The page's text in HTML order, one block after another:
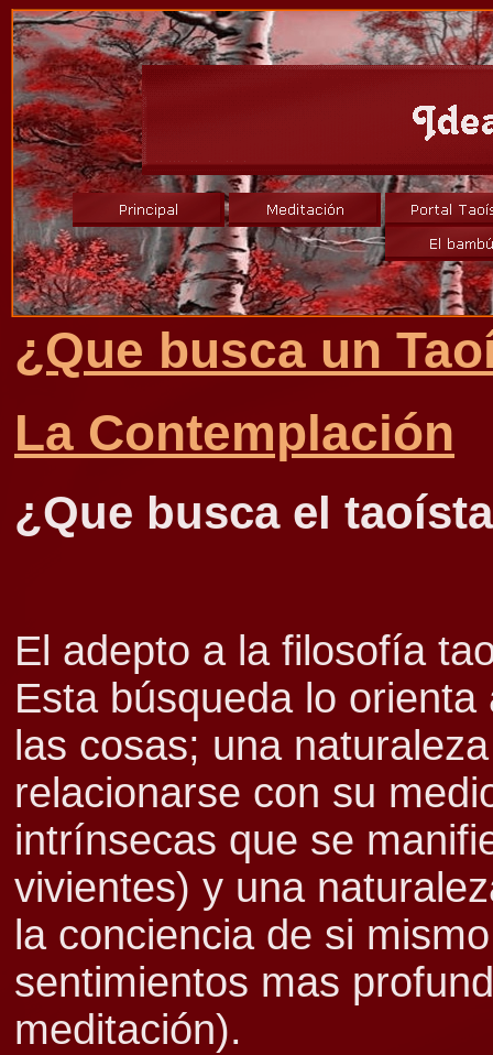
¿Que busca un
La Contemplación
¿Que busca el
El adepto a la filosofía
Esta búsqueda lo
las cosas; una
relacionarse con su
intrínsecas que se
vivientes) y una
la conciencia de si
sentimientos mas
meditación).